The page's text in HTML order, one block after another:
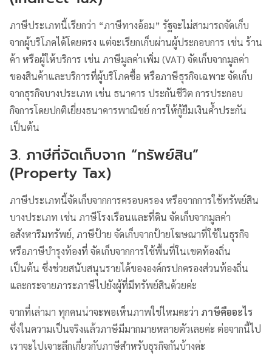
ภาษีประเภทนี้เรียกว่า “ภาษีทางอ้อม” รัฐจะไม่สามารถจัดเก็บ
จากผู้บริโภคได้โดยตรง แต่จะเรียกเก็บผ่านผู้ประกอบการ เช่น ร้าน
ค้า หรือผู้ให้บริการ เช่น ภาษีมูลค่าเพิ่ม (VAT) จัดเก็บจากมูลค่า
ของสินค้าและบริการที่ผู้บริโภคซื้อ หรือภาษีธุรกิจเฉพาะ จัดเก็บ
จากธุรกิจบางประเภท เช่น ธนาคาร ประกันชีวิต การประกอบ
กิจการโดยปกติเยี่ยงธนาคารพาณิชย์ การให้กู้ยืมเงินค้ำประกัน
เป็นต้น
3. ภาษีที่จัดเก็บจาก “ทรัพย์สิน”
(Property Tax)
ภาษีประเภทนี้จัดเก็บจากการครอบครอง หรือจากการใช้ทรัพย์สิน
บางประเภท เช่น ภาษีโรงเรือนและที่ดิน จัดเก็บจากมูลค่า
อสังหาริมทรัพย์, ภาษีป้าย จัดเก็บจากป้ายโฆษณาที่ใช้ในธุรกิจ
หรือภาษีบำรุงท้องที่ จัดเก็บจากการใช้พื้นที่ในเขตท้องถิ่น
เป็นต้น ซึ่งช่วยสนับสนุนรายได้ขององค์กรปกครองส่วนท้องถิ่น
และกระจายภาระภาษีไปยังผู้ที่มีทรัพย์สินด้วยค่ะ
จากที่เล่ามา ทุกคนน่าจะพอเห็นภาพใช่ไหมคะว่า ภาษีคืออะไร
ซึ่งในความเป็นจริงแล้วภาษีมีมากมายหลายตัวเลยค่ะ ต่อจากนี้ไป
เราจะไปเจาะลึกเกี่ยวกับภาษีสำหรับธุรกิจกันบ้างค่ะ